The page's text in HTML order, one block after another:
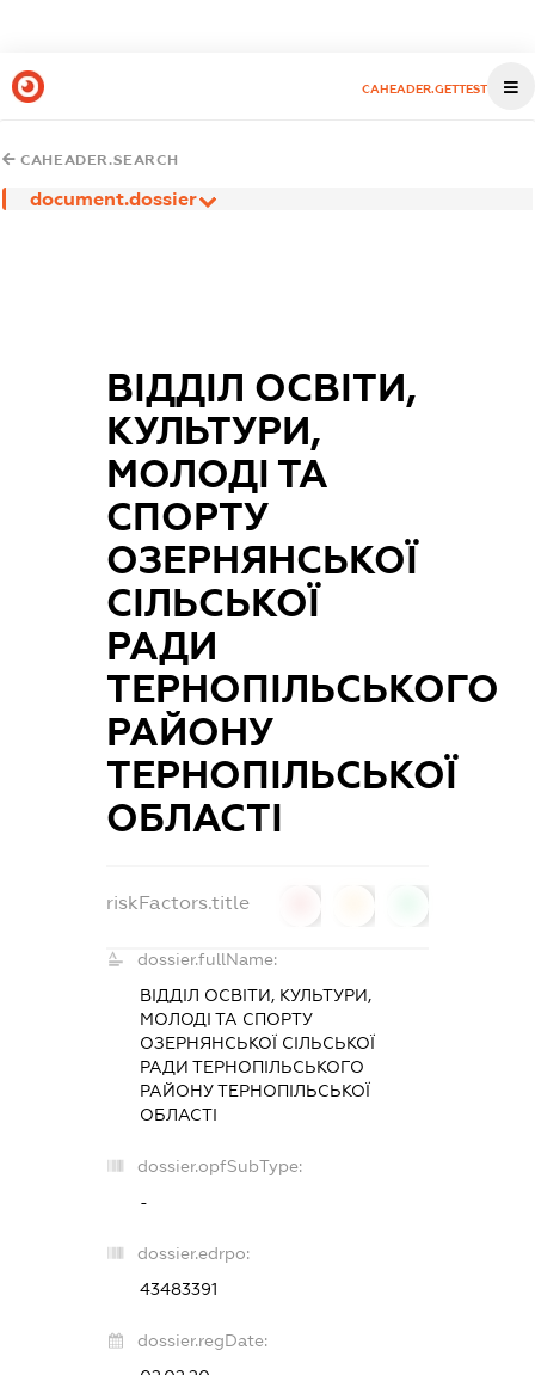
CAHEADER.GETTEST
CAHEADER.SEARCH
document.dossier
ВІДДІЛ ОСВІТИ,
КУЛЬТУРИ,
МОЛОДІ ТА
СПОРТУ
ОЗЕРНЯНСЬКОЇ
СІЛЬСЬКОЇ
РАДИ
ТЕРНОПІЛЬСЬКОГО
РАЙОНУ
ТЕРНОПІЛЬСЬКОЇ
ОБЛАСТІ
riskFactors.title
dossier.fullName:
ВІДДІЛ ОСВІТИ, КУЛЬТУРИ,
МОЛОДІ ТА СПОРТУ
ОЗЕРНЯНСЬКОЇ СІЛЬСЬКОЇ
РАДИ ТЕРНОПІЛЬСЬКОГО
РАЙОНУ ТЕРНОПІЛЬСЬКОЇ
ОБЛАСТІ
dossier.opfSubType:
-
dossier.edrpo:
43483391
dossier.regDate: